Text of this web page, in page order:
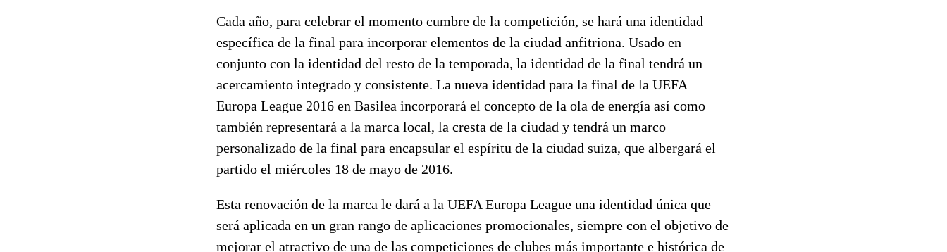
Cada año, para celebrar el momento cumbre de la competición, se hará una identidad
específica de la final para incorporar elementos de la ciudad anfitriona. Usado en
conjunto con la identidad del resto de la temporada, la identidad de la final tendrá un
acercamiento integrado y consistente. La nueva identidad para la final de la UEFA
Europa League 2016 en Basilea incorporará el concepto de la ola de energía así como
también representará a la marca local, la cresta de la ciudad y tendrá un marco
personalizado de la final para encapsular el espíritu de la ciudad suiza, que albergará el
partido el miércoles 18 de mayo de 2016.
Esta renovación de la marca le dará a la UEFA Europa League una identidad única que
será aplicada en un gran rango de aplicaciones promocionales, siempre con el objetivo de
mejorar el atractivo de una de las competiciones de clubes más importante e histórica de